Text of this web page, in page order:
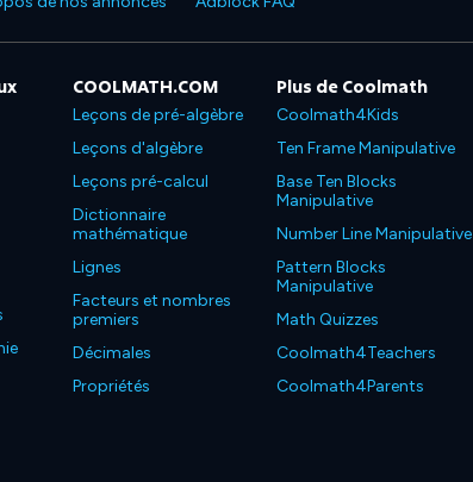
COOLMATH.COM
Leçons de pré-algèbre
Leçons d'algèbre
Leçons pré-calcul
Dictionnaire
mathématique
Lignes
Facteurs et nombres
premiers
Décimales
Propriétés
Plus de Coolmath
Coolmath4Kids
Ten Frame Manipulative
Base Ten Blocks
Manipulative
Number Line Manipulative
Pattern Blocks
Manipulative
Math Quizzes
Coolmath4Teachers
Coolmath4Parents